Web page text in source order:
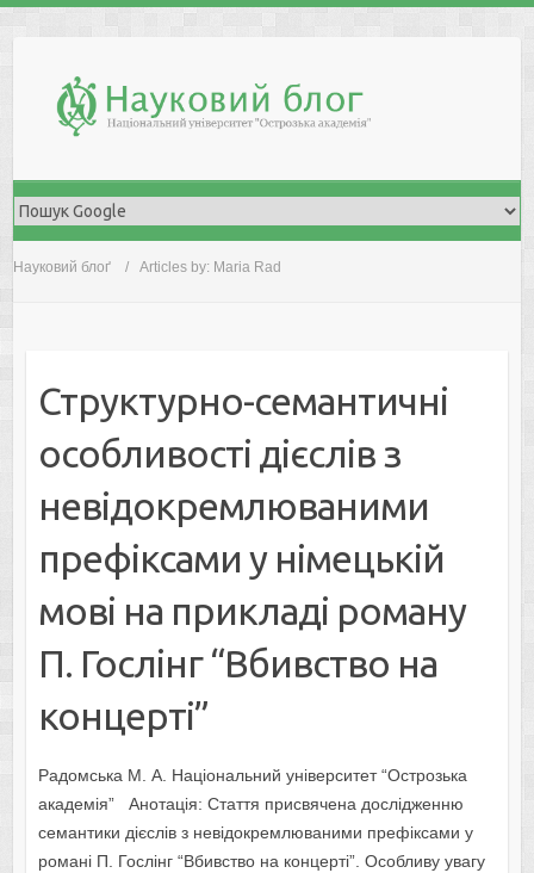
Науковий блоґ Articles by: Maria Rad
Структурно-семантичні
особливості дієслів з
невідокремлюваними
префіксами у німецькій
мові на прикладі роману
П. Гослінг “Вбивство на
концерті”
Радомська М. А. Національний університет “Острозька
академія” Анотація: Стаття присвячена дослідженню
семантики дієслів з невідокремлюваними префіксами у
романі П. Гослінг “Вбивство на концерті”. Особливу увагу